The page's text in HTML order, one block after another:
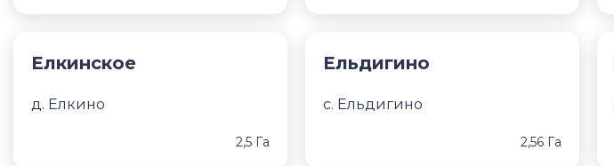
Елкинское
д. Елкино
2,5 Га
Ельдигино
с. Ельдигино
2,56 Га